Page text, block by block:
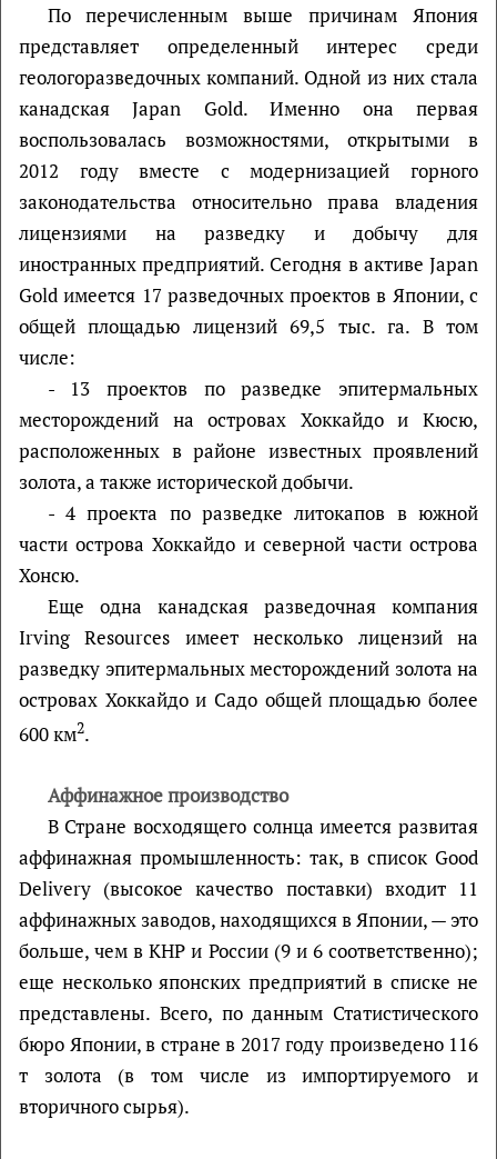
По перечисленным выше причинам Япония
представляет определенный интерес среди
геологоразведочных компаний. Одной из них стала
канадская Japan Gold. Именно она первая
воспользовалась возможностями, открытыми в
2012 году вместе с модернизацией горного
законодательства относительно права владения
лицензиями на разведку и добычу для
иностранных предприятий. Сегодня в активе Japan
Gold имеется 17 разведочных проектов в Японии, с
общей площадью лицензий 69,5 тыс. га. В том
числе:
- 13 проектов по разведке эпитермальных
месторождений на островах Хоккайдо и Кюсю,
расположенных в районе известных проявлений
золота, а также исторической добычи.
- 4 проекта по разведке литокапов в южной
части острова Хоккайдо и северной части острова
Хонсю.
Еще одна канадская разведочная компания
Irving Resources имеет несколько лицензий на
разведку эпитермальных месторождений золота на
островах Хоккайдо и Садо общей площадью более
600 км2.
Аффинажное производство
В Стране восходящего солнца имеется развитая
аффинажная промышленность: так, в список Good
Delivery (высокое качество поставки) входит 11
аффинажных заводов, находящихся в Японии, — это
больше, чем в КНР и России (9 и 6 соответственно);
еще несколько японских предприятий в списке не
представлены. Всего, по данным Статистического
бюро Японии, в стране в 2017 году произведено 116
т золота (в том числе из импортируемого и
вторичного сырья).